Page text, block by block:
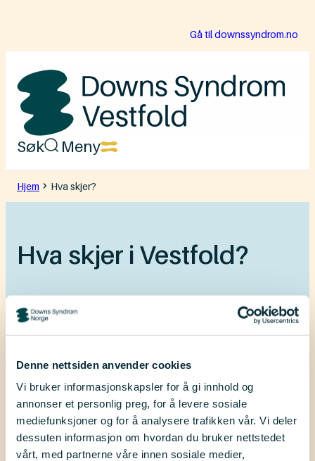
Denne nettsiden anvender cookies
Vi bruker informasjonskapsler for å gi innhold og
annonser et personlig preg, for å levere sosiale
mediefunksjoner og for å analysere trafikken vår. Vi deler
dessuten informasjon om hvordan du bruker nettstedet
vårt, med partnerne våre innen sosiale medier,
Gå til downssyndrom.no
Downs
Syndrom
Vestfold
Søk Meny
Hjem Hva skjer?
Hva skjer i Vestfold?
På denne siden finner du alle lokale
medlemsaktiviteter, arrangementer og
Besøk oss på Facebook